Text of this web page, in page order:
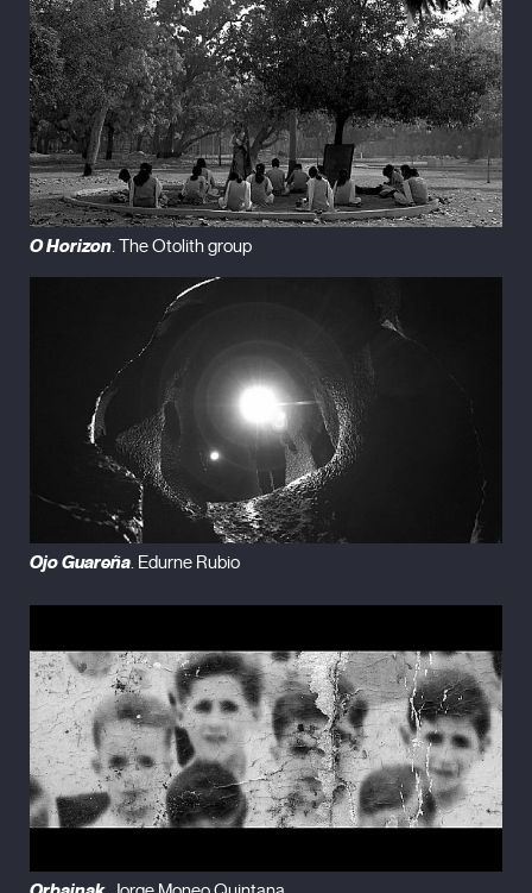
O Horizon. The Otolith group
Ojo Guareña. Edurne Rubio